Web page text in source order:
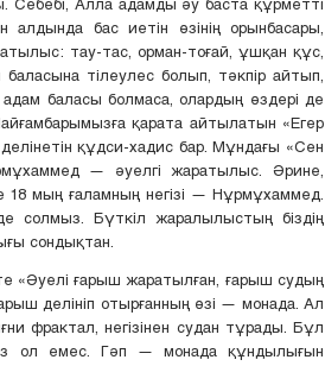
Алла адамды әу баста құрметті
алдында бас иетін өзінің орынбасары,
тау-тас, орман-тоғай, ұшқан құс,
тілеулес болып, тәкпір айтып,
баласы болмаса, олардың өздері де
қарата айтылатын «Егер
құдси-хадис бар. Мұндағы «Сен
— әуелгі жаратылыс. Әрине,
мың ғаламның негізі — Нұрмұхаммед.
солмыз. Бүткіл жаралылыстың біздің
сондықтан.
«Әуелі ғарыш жаратылған, ғарыш судың
делініп отырғанның өзі — монада. Ал
фрактал, негізінен судан тұрады. Бұл
ол емес. Гәп — монада құндылығын